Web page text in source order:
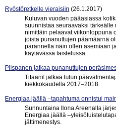
Ryöstöretkelle vieraisiin (26.1.2017)
Kuluvan vuoden pääasiassa
suunnistaa seuraavaksi
nimittäin pelaavat viikonloppuna
joista punanuttujen päämäärnä
parannella näin ollen asemiaan
käytävässä taistelussa.
Piispanen jatkaa punanuttujen
Titaanit jatkaa tutun
kiekkokaudella 2017–2018.
Energiaa jäällä –tapahtuma onnistui
Sunnuntaina Ilona Areenalla
Energiaa jäällä
jättimenestys.